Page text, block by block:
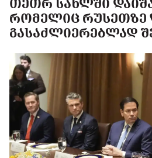
ᲠᲝᲛᲔᲚᲘᲪ ᲠᲣᲡᲔᲗᲖᲔ
ᲒᲐᲡᲐᲫᲚᲘᲔᲠᲔᲑᲚᲐᲓ